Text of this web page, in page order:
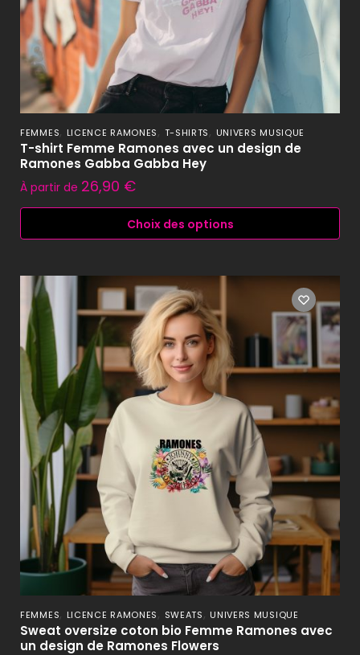
FEMMES, LICENCE RAMONES, T-SHIRTS, UNIVERS MUSIQUE
T-shirt Femme Ramones avec un design de
Ramones Gabba Gabba Hey
À partir de 26,90 €
Choix des options
FEMMES, LICENCE RAMONES, SWEATS, UNIVERS MUSIQUE
Sweat oversize coton bio Femme Ramones avec
un design de Ramones Flowers